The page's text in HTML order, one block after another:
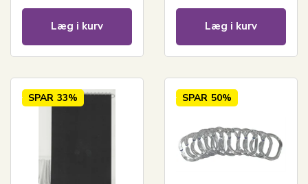
Læg i kurv Læg i kurv
SPAR 33% SPAR 50%